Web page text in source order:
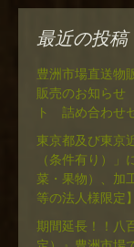
最近の投稿
豊洲市場直送物
販売のお知ら
ト 詰め合わせ
東京都及び東京
（条件有り）
菜・果物）、加
等の法人様限定】
期間延長！！八